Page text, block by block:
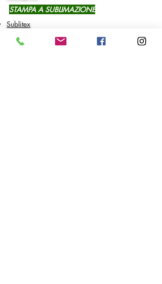
STAMPA A SUBLIMAZIONE
Sublitex
VINILE